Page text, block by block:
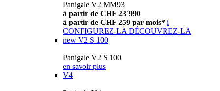
Panigale V2 MM93
à partir de CHF 23´990
à partir de CHF 259 par mois* i
CONFIGUREZ-LA DÉCOUVREZ-LA
new V2 S 100
Panigale V2 S 100
en savoir plus
V4